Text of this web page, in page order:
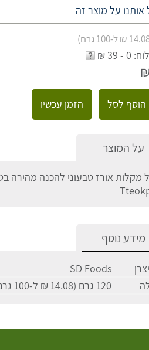
על מוצר זה
39 ₪
הוסף לסל הזמן עכשיו
על המוצר
מקלות אורז טבעוני להכנה מהירה
מידע נוסף
SD Foods
120 גרם (14.08 ₪ ל-100 גרם)